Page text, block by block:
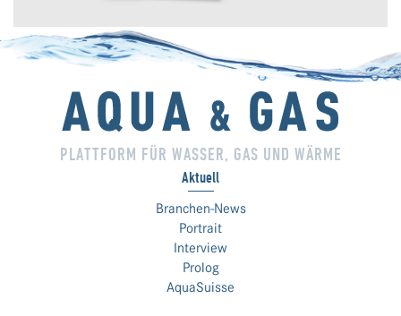
PLATTFORM FÜR WASSER, GAS UND WÄRME
Aktuell
Branchen-News
Portrait
Interview
Prolog
AquaSuisse